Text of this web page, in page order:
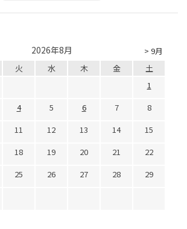
> 9月
2026年8月
火 水 木 金
土
1
4 5 6 7
8
11 12 13 14
15
18 19 20 21
22
25 26 27 28
29